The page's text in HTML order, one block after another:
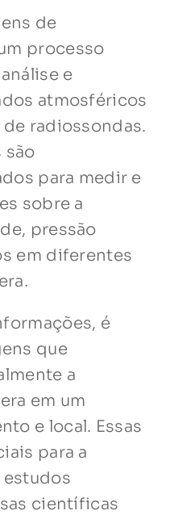
de
processo
e
atmosféricos
radiossondas.
são
para medir e
sobre a
pressão
em diferentes
é
que
a
em um
e local. Essas
para a
científicas